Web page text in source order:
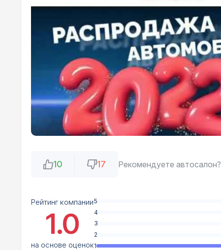
10 17 Рекомендуете автосалон?
Рейтинг компании
1.0
на основе оценок
5
4
3
2
1